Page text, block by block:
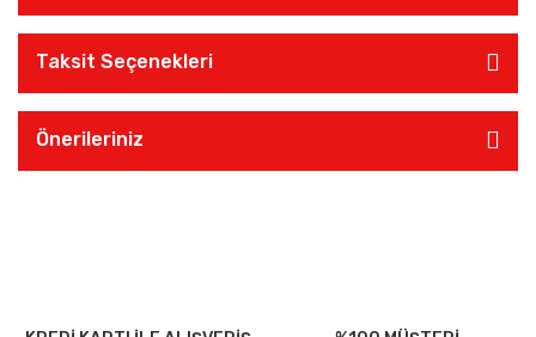
Taksit Seçenekleri
Önerileriniz